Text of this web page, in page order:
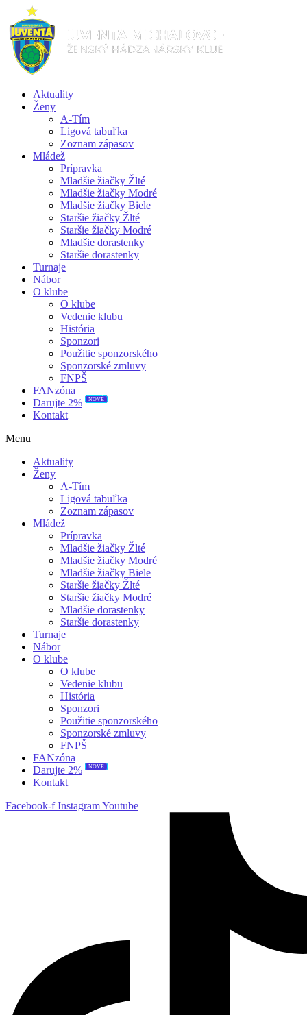
Aktuality
Ženy
A-Tím
Ligová tabuľka
Zoznam zápasov
Mládež
Prípravka
Mladšie žiačky Žlté
Mladšie žiačky Modré
Mladšie žiačky Biele
Staršie žiačky Žlté
Staršie žiačky Modré
Mladšie dorastenky
Staršie dorastenky
Turnaje
Nábor
O klube
O klube
Vedenie klubu
História
Sponzori
Použitie sponzorského
Sponzorské zmluvy
FNPŠ
FANzóna
Darujte 2%
NOVÉ
Kontakt
Menu
Aktuality
Ženy
A-Tím
Ligová tabuľka
Zoznam zápasov
Mládež
Prípravka
Mladšie žiačky Žlté
Mladšie žiačky Modré
Mladšie žiačky Biele
Staršie žiačky Žlté
Staršie žiačky Modré
Mladšie dorastenky
Staršie dorastenky
Turnaje
Nábor
O klube
O klube
Vedenie klubu
História
Sponzori
Použitie sponzorského
Sponzorské zmluvy
FNPŠ
FANzóna
Darujte 2%
NOVÉ
Kontakt
Facebook-f InstagramYoutube